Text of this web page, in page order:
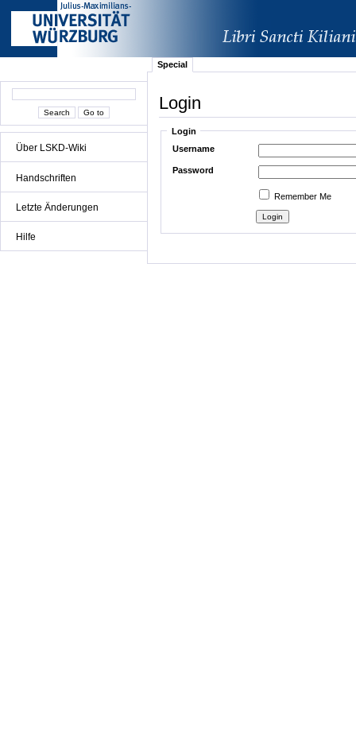
Über LSKD-Wiki
Handschriften
Letzte Änderungen
Hilfe
Special
Login
Login
Username
Password
Remember Me